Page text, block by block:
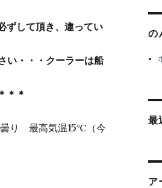
ずして頂き、違ってい
い・・・クーラーは船
＊＊
り 最高気温15℃（今
の
最
ア